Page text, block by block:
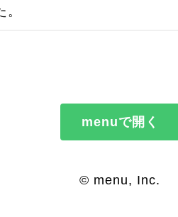
menuで開く
© menu, Inc.